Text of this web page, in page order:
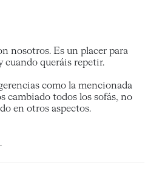
nosotros. Es un placer para
cuando queráis repetir.
como la mencionada
cambiado todos los sofás, no
en otros aspectos.